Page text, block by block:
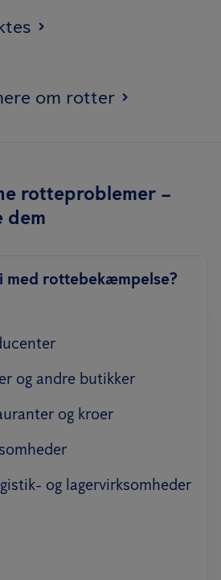
om rotter
rotteproblemer –
dem
med rottebekæmpelse?
og andre butikker
og kroer
og lagervirksomheder